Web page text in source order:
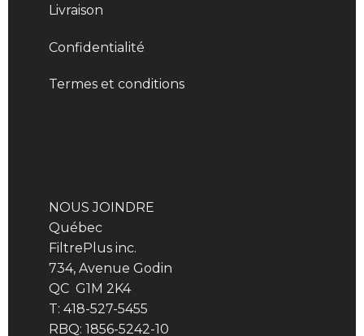
Livraison
Confidentialité
Termes et conditions
NOUS JOINDRE
Québec
FiltrePlus inc.
734, Avenue Godin
QC G1M 2K4
T: 418-527-5455
RBQ: 1856-5242-10